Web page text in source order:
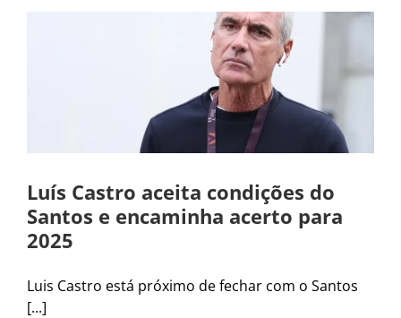
Luís Castro aceita condições do
Santos e encaminha acerto para
2025
Luis Castro está próximo de fechar com o Santos
[...]